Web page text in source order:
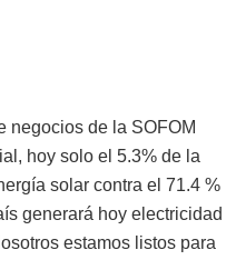
negocios de la SOFOM
hoy solo el 5.3% de la
solar contra el 71.4 %
generará hoy electricidad
estamos listos para